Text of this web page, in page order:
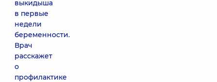
выкидыша
в первые
недели
беременности.
Врач
расскажет
о
профилактике